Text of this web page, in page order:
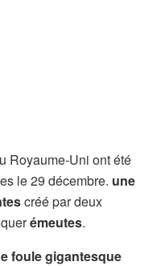
Royaume-Uni ont été
le 29 décembre. une
créé par deux
émeutes.
foule gigantesque